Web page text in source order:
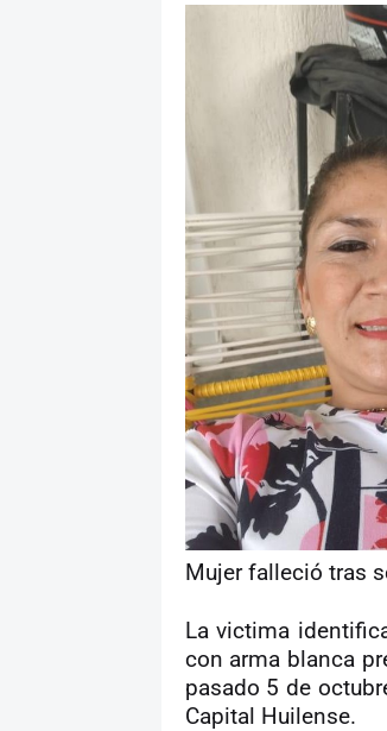
Mujer falleció tras
La victima
con arma blanca
pasado 5 de
Capital Huilense.